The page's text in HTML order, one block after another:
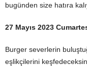
bugünden size hatıra
27 Mayıs 2023
Burger severlerin
eşlikçilerini